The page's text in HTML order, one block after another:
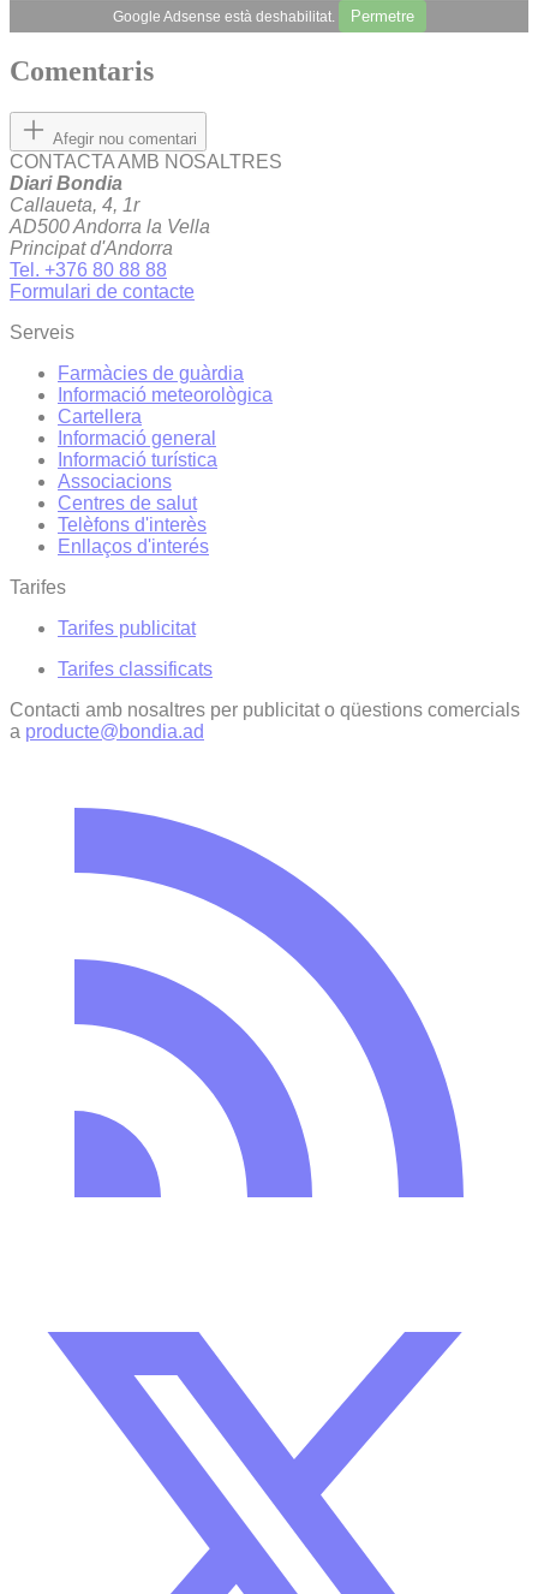
Google Adsense està deshabilitat. Permetre
Comentaris
Afegir nou comentari
CONTACTA AMB NOSALTRES
Diari Bondia
Callaueta, 4, 1r
AD500 Andorra la Vella
Principat d'Andorra
Tel. +376 80 88 88
Formulari de contacte
Serveis
Farmàcies de guàrdia
Informació meteorològica
Cartellera
Informació general
Informació turística
Associacions
Centres de salut
Telèfons d'interès
Enllaços d'interés
Tarifes
Tarifes publicitat
Tarifes classificats
Contacti amb nosaltres per publicitat o qüestions comercials
a producte@bondia.ad